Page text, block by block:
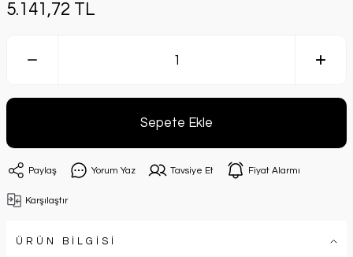
5.141,72 TL
Sepete Ekle
Paylaş Yorum Yaz Tavsiye Et Fiyat Alarmı
Karşılaştır
ÜRÜN BİLGİSİ